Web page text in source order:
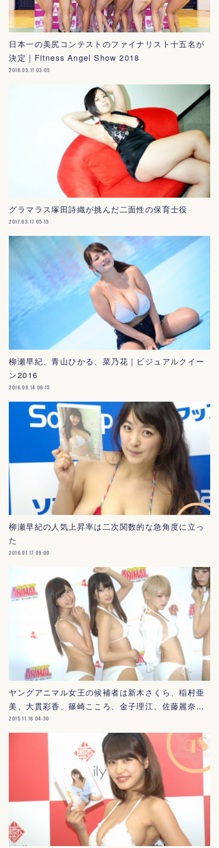
日本一の美尻コンテストのファイナリスト十五名が
決定｜Fitness Angel Show 2018
2018.05.11 03:05
グラマラス塚田詩織が挑んだ二面性の保育士役
2017.03.17 05:15
柳瀬早紀、青山ひかる、菜乃花｜ビジュアルクイー
ン2016
2016.09.14 06:15
柳瀬早紀の人気上昇率は二次関数的な急角度に立っ
た
2016.01.17 09:00
ヤングアニマル女王の候補者は新木さくら、稲村亜
美、大貫彩香、篠崎こころ、金子理江、佐藤麗奈…
2015.11.16 04:30